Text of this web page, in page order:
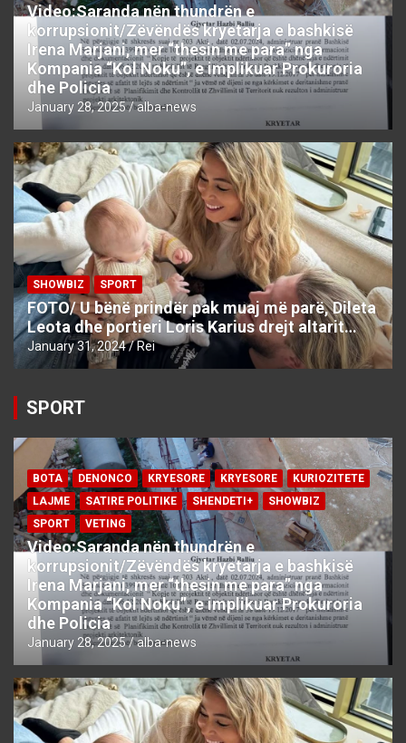
Video:Saranda nën thundrën e
korrupsionit/Zëvëndës kryetarja e bashkisë
Irena Marjani, mer “thesin me para” nga
Kompania “Kol Noku”, e implikuar Prokuroria
dhe Policia
January 28, 2025 alba-news
SHOWBIZ SPORT
FOTO/ U bënë prindër pak muaj më parë, Dileta
Leota dhe portieri Loris Karius drejt altarit…
January 31, 2024 Rei
SPORT
BOTA DENONCO KRYESORE KRYESORE
KURIOZITETE
LAJME
SATIRE POLITIKE SHENDETI+
SHOWBIZ
SPORT
VETING
Video:Saranda nën thundrën e
korrupsionit/Zëvëndës kryetarja e bashkisë
Irena Marjani, mer “thesin me para” nga
Kompania “Kol Noku”, e implikuar Prokuroria
dhe Policia
January 28, 2025 alba-news